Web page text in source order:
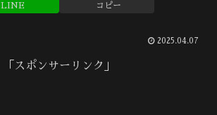
LINE コピー
2025.04.07
「スポンサーリンク」